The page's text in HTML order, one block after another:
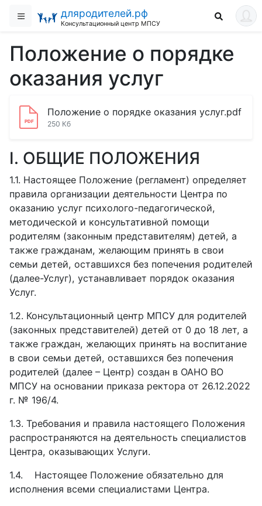
дляродителей.рф
Консультационный центр МПСУ
Положение о порядке
оказания услуг
Положение о порядке оказания услуг.pdf
250 Кб
I. ОБЩИЕ ПОЛОЖЕНИЯ
1.1. Настоящее Положение (регламент) определяет
правила организации деятельности Центра по
оказанию услуг психолого-педагогической,
методической и консультативной помощи
родителям (законным представителям) детей, а
также гражданам, желающим принять в свои
семьи детей, оставшихся без попечения родителей
(далее-Услуг), устанавливает порядок оказания
Услуг.
1.2. Консультационный центр МПСУ для родителей
(законных представителей) детей от 0 до 18 лет, а
также граждан, желающих принять на воспитание
в свои семьи детей, оставшихся без попечения
родителей (далее – Центр) создан в ОАНО ВО
МПСУ на основании приказа ректора от 26.12.2022
г. № 196/4.
1.3. Требования и правила настоящего Положения
распространяются на деятельность специалистов
Центра, оказывающих Услуги.
1.4.
Настоящее Положение обязательно для
исполнения всеми специалистами Центра.